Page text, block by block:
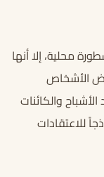
محلية، إلا أنها
الأشخاص
والكائنات
للاعتقادات